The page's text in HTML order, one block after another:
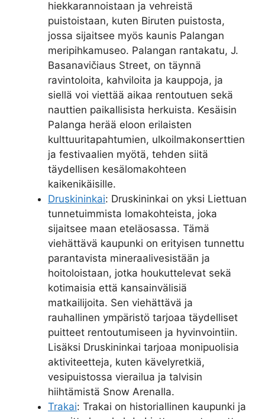
hiekkarannoistaan ja vehreistä
puistoistaan, kuten Biruten puistosta,
jossa sijaitsee myös kaunis Palangan
meripihkamuseo. Palangan rantakatu, J.
Basanavičiaus Street, on täynnä
ravintoloita, kahviloita ja kauppoja, ja
siellä voi viettää aikaa rentoutuen sekä
nauttien paikallisista herkuista. Kesäisin
Palanga herää eloon erilaisten
kulttuuritapahtumien, ulkoilmakonserttien
ja festivaalien myötä, tehden siitä
täydellisen kesälomakohteen
kaikenikäisille.
Druskininkai: Druskininkai on yksi Liettuan
tunnetuimmista lomakohteista, joka
sijaitsee maan eteläosassa. Tämä
viehättävä kaupunki on erityisen tunnettu
parantavista mineraalivesistään ja
hoitoloistaan, jotka houkuttelevat sekä
kotimaisia että kansainvälisiä
matkailijoita. Sen viehättävä ja
rauhallinen ympäristö tarjoaa täydelliset
puitteet rentoutumiseen ja hyvinvointiin.
Lisäksi Druskininkai tarjoaa monipuolisia
aktiviteetteja, kuten kävelyretkiä,
vesipuistossa vierailua ja talvisin
hiihtämistä Snow Arenalla.
Trakai: Trakai on historiallinen kaupunki ja